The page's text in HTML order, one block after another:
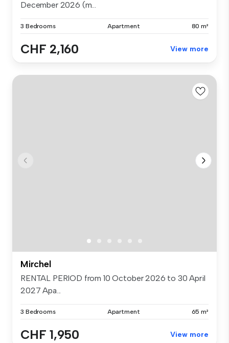
December 2026 (m...
3 Bedrooms Apartment 80 m²
CHF 2,160 View more
Mirchel
RENTAL PERIOD from 10 October 2026 to 30 April
2027 Apa...
3 Bedrooms Apartment 65 m²
CHF 1,950 View more